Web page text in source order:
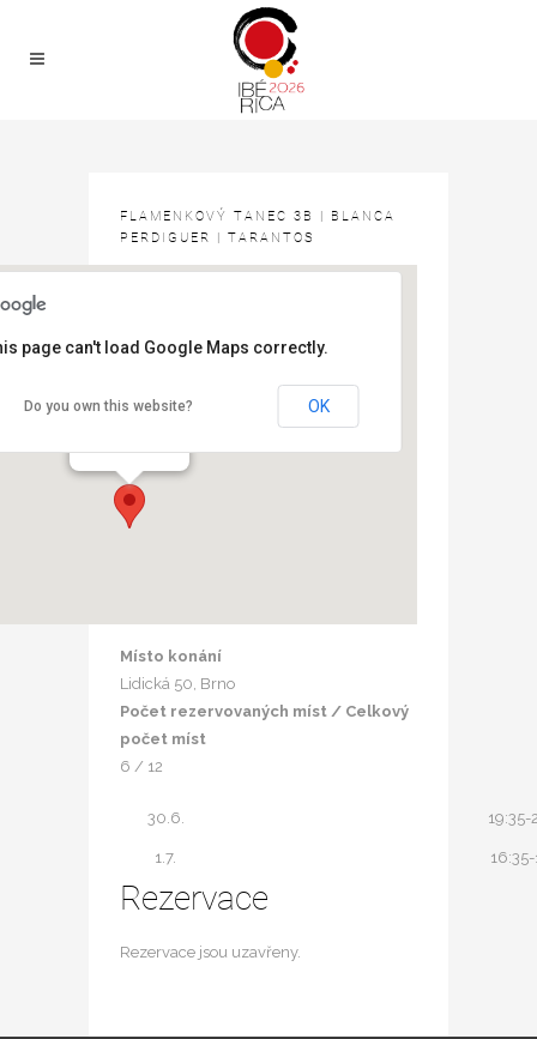
FLAMENKOVÝ TANEC 3B | BLANCA
PERDIGUER | TARANTOS
page can't load Google Maps correctly.
Do you own this website? OK
Místo konání
Lidická 50, Brno
Počet rezervovaných míst / Celkový
počet míst
6 / 12
30.6. 19:35-
1.7. 16:35-
Rezervace
Rezervace jsou uzavřeny.